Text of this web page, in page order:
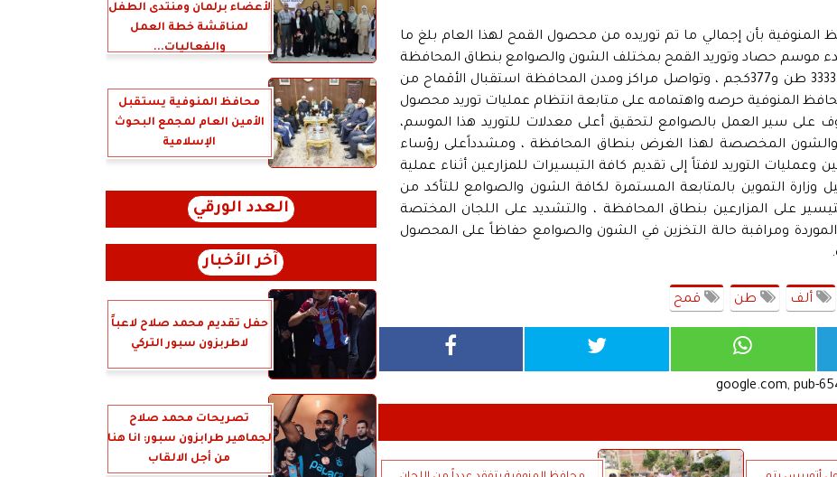
المنوفية بأن إجمالي ما تم توريده من محصول القمح لهذا العام بلغ ما
منذ بدء موسم حصاد وتوريد القمح بمختلف الشون والصوامع بنطاق المحافظة
، حيث تم اليوم السبت 21مايو 2022 توريد 3333 طن و377كجم ، وتواصل مراكز ومدن المحافظة استقبال الأقماح من
المنوفية حرصه واهتمامه على متابعة انتظام عمليات توريد محصول
على سير العمل بالصوامع لتحقيق أعلى معدلات للتوريد هذا الموسم،
والشون المخصصة لهذا الغرض بنطاق المحافظة ، ومشدداًعلى رؤساء
وعمليات التوريد لافتاً إلى تقديم كافة التيسيرات للمزارعين أثناء عملية
وزارة التموين بالمتابعة المستمرة لكافة الشون والصوامع للتأكد من
على المزارعين بنطاق المحافظة ، والتشديد على اللجان المختصة
ومراقبة حالة التخزين في الشون والصوامع حفاظاً على المحصول
ألف طن قمح
google.com, pub-
لأعضاء برلمان ومنتدى الطفل
لمناقشة خطة العمل
والفعاليات...
محافظ المنوفية يستقبل
الأمين العام لمجمع البحوث
الإسلامية
العدد الورقي
آخر الأخبار
حفل تقديم محمد صلاح لاعباً
لاطربزون سبور التركي
تصريحات محمد صلاح
لجماهير طرابزون سبور: انا هنا
من أجل الالقاب